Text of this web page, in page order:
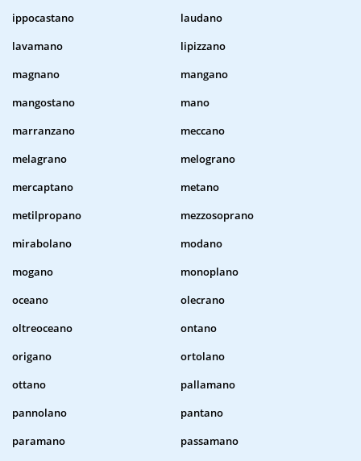
ippocastano
laudano
lavamano
lipizzano
magnano
mangano
mangostano
mano
marranzano
meccano
melagrano
melograno
mercaptano
metano
metilpropano
mezzosoprano
mirabolano
modano
mogano
monoplano
oceano
olecrano
oltreoceano
ontano
origano
ortolano
ottano
pallamano
pannolano
pantano
paramano
passamano